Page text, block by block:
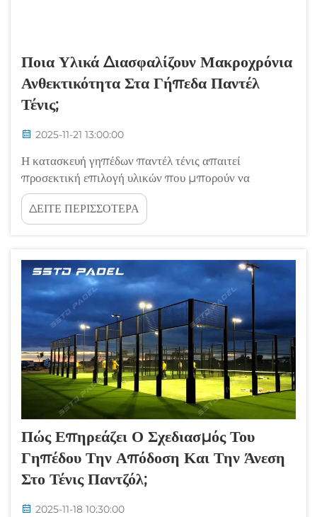
Ποια Υλικά Διασφαλίζουν Μακροχρόνια
Ανθεκτικότητα Στα Γήπεδα Παντέλ
Τένις;
2025-11-21 13:00:00
Η κατασκευή γηπέδων παντέλ τένις απαιτεί
προσεκτική επιλογή υλικών που μπορούν να
αντέξουν τον εντατικό αγώνα, τις καιρικές συνθήκες
και τη χρήση μακράς διάρκειας. Τα επαγγελματικά
γήπεδα παντέλ βασίζονται σε υλικά υψηλής ποιότητας
ΔΕΙΤΕ ΠΕΡΙΣΣΟΤΕΡΑ
Πώς Επηρεάζει Ο Σχεδιασμός Του
Γηπέδου Την Απόδοση Και Την Άνεση
Στο Τένις Παντζόλ;
2025-11-18 10:30:00